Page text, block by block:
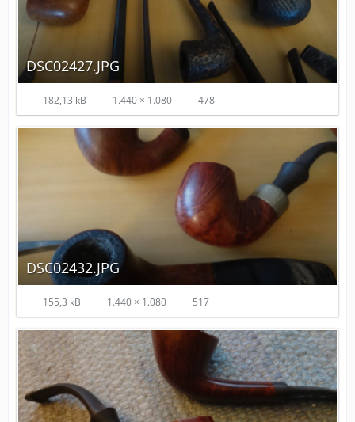
DSC02427.JPG
182,13 kB 1.440 × 1.080 478
DSC02432.JPG
155,3 kB 1.440 × 1.080 517